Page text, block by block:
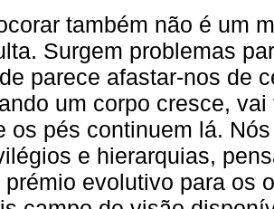
também não é um
Surgem problemas
parece afastar-nos de
um corpo cresce,
os pés continuem lá.
e hierarquias,
prémio evolutivo para os